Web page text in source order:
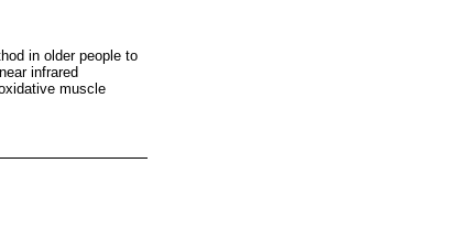
in older people to
infrared
muscle